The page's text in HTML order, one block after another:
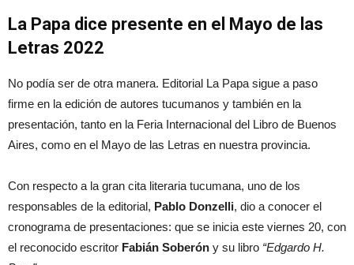
La Papa dice presente en el Mayo de las
Letras 2022
No podía ser de otra manera. Editorial La Papa sigue a paso
firme en la edición de autores tucumanos y también en la
presentación, tanto en la Feria Internacional del Libro de Buenos
Aires, como en el Mayo de las Letras en nuestra provincia.
Con respecto a la gran cita literaria tucumana, uno de los
responsables de la editorial, Pablo Donzelli, dio a conocer el
cronograma de presentaciones: que se inicia este viernes 20, con
el reconocido escritor Fabián Soberón y su libro “Edgardo H.